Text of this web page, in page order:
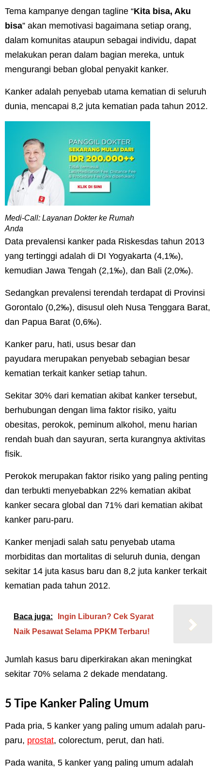
Tema kampanye dengan tagline “Kita bisa, Aku
bisa” akan memotivasi bagaimana setiap orang,
dalam komunitas ataupun sebagai individu, dapat
melakukan peran dalam bagian mereka, untuk
mengurangi beban global penyakit kanker.
Kanker adalah penyebab utama kematian di seluruh
dunia, mencapai 8,2 juta kematian pada tahun 2012.
Medi-Call: Layanan Dokter ke Rumah
Anda
Data prevalensi kanker pada Riskesdas tahun 2013
yang tertinggi adalah di DI Yogyakarta (4,1‰),
kemudian Jawa Tengah (2,1‰), dan Bali (2,0‰).
Sedangkan prevalensi terendah terdapat di Provinsi
Gorontalo (0,2‰), disusul oleh Nusa Tenggara Barat,
dan Papua Barat (0,6‰).
Kanker paru, hati, usus besar dan
payudara merupakan penyebab sebagian besar
kematian terkait kanker setiap tahun.
Sekitar 30% dari kematian akibat kanker tersebut,
berhubungan dengan lima faktor risiko, yaitu
obesitas, perokok, peminum alkohol, menu harian
rendah buah dan sayuran, serta kurangnya aktivitas
fisik.
Perokok merupakan faktor risiko yang paling penting
dan terbukti menyebabkan 22% kematian akibat
kanker secara global dan 71% dari kematian akibat
kanker paru-paru.
Kanker menjadi salah satu penyebab utama
morbiditas dan mortalitas di seluruh dunia, dengan
sekitar 14 juta kasus baru dan 8,2 juta kanker terkait
kematian pada tahun 2012.
Baca juga:
Ingin Liburan? Cek Syarat
Naik Pesawat Selama PPKM Terbaru!
Jumlah kasus baru diperkirakan akan meningkat
sekitar 70% selama 2 dekade mendatang.
5 Tipe Kanker Paling Umum
Pada pria, 5 kanker yang paling umum adalah paru-
paru, prostat, colorectum, perut, dan hati.
Pada wanita, 5 kanker yang paling umum adalah